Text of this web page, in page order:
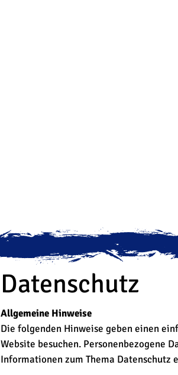
Datenschutz
Allgemeine Hinweise
Die folgenden Hinweise geben einen
Website besuchen. Personenbezogene
Informationen zum Thema Datenschutz